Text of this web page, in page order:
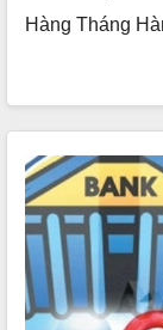
Hàng Tháng